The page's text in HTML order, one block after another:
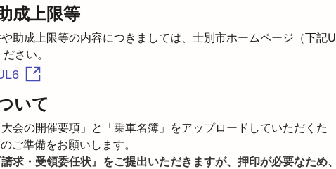
成上限等
助成上限等の内容につきましては、士別市ホームページ（下記U
いて
会の開催要項」と「乗車名簿」をアップロードしていただくた
ご準備をお願いします。
求・受領委任状』をご提出いただきますが、押印が必要なため、